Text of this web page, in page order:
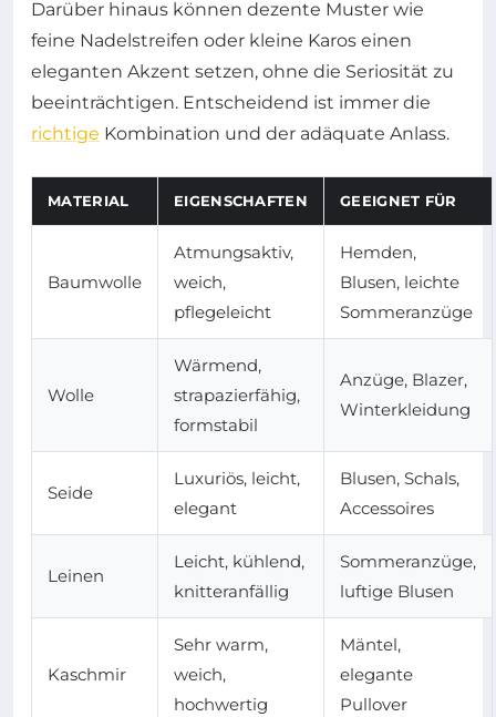
Darüber hinaus können dezente Muster wie
feine Nadelstreifen oder kleine Karos einen
eleganten Akzent setzen, ohne die Seriosität zu
beeinträchtigen. Entscheidend ist immer die
richtige Kombination und der adäquate Anlass.
MATERIAL EIGENSCHAFTEN GEEIGNET FÜR
Baumwolle
Atmungsaktiv,
weich,
pflegeleicht
Hemden,
Blusen, leichte
Sommeranzüge
Wolle
Wärmend,
strapazierfähig,
formstabil
Anzüge, Blazer,
Winterkleidung
Seide
Luxuriös, leicht,
elegant
Blusen, Schals,
Accessoires
Leinen
Leicht, kühlend,
knitteranfällig
Sommeranzüge,
luftige Blusen
Kaschmir
Sehr warm,
weich,
hochwertig
Mäntel,
elegante
Pullover